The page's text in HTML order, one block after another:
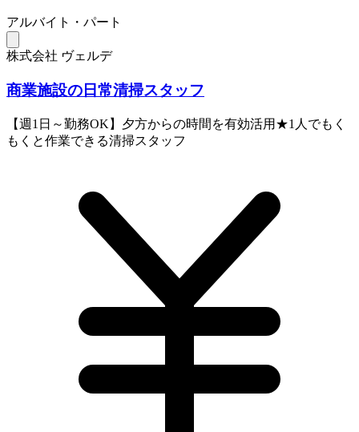
アルバイト・パート
株式会社 ヴェルデ
商業施設の日常清掃スタッフ
【週1日～勤務OK】夕方からの時間を有効活用★1人でもく
もくと作業できる清掃スタッフ